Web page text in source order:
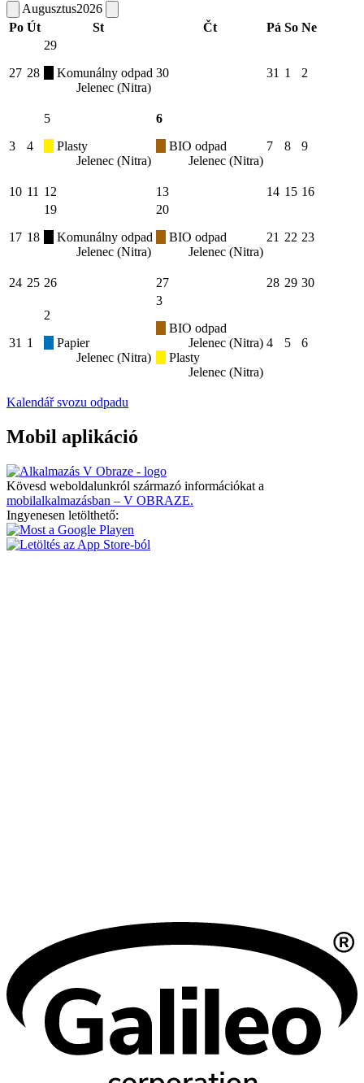
Augusztus2026
Po Út St Čt Pá So Ne
27 28
29
Komunálny odpad
Jelenec (Nitra)
30 31 1 2
3 4
5
Plasty
Jelenec (Nitra)
6
BIO odpad
Jelenec (Nitra)
7 8 9
10 11 12 13 14 15 16
17 18
19
Komunálny odpad
Jelenec (Nitra)
20
BIO odpad
Jelenec (Nitra)
21 22 23
24 25 26 27 28 29 30
31 1
2
Papier
Jelenec (Nitra)
3
BIO odpad
Jelenec (Nitra)
Plasty
Jelenec (Nitra)
4 5 6
Kalendář svozu odpadu
Mobil aplikáció
Kövesd weboldalunkról származó információkat a
mobilalkalmazásban – V OBRAZE.
Ingyenesen letölthető: